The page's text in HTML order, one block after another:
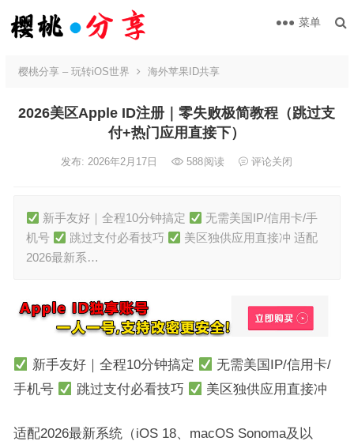
菜单
樱桃分享 – 玩转iOS世界 海外苹果ID共享
2026美区Apple ID注册｜零失败极简教程（跳过支
付+热门应用直接下）
发布: 2026年2月17日 588阅读 评论关闭
新手友好｜全程10分钟搞定
无需美国IP/信用卡/手
机号
跳过支付必看技巧
美区独供应用直接冲 适配
2026最新系…
新手友好｜全程10分钟搞定
无需美国IP/信用卡/
手机号
跳过支付必看技巧 美区独供应用直接冲
适配2026最新系统（iOS 18、macOS Sonoma及以